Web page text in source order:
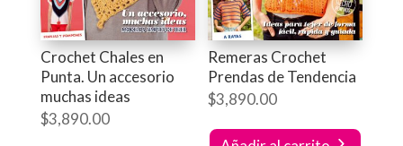
Crochet Chales en
Punta. Un accesorio
muchas ideas
$3,890.00
Remeras Crochet
Prendas de Tendencia
$3,890.00